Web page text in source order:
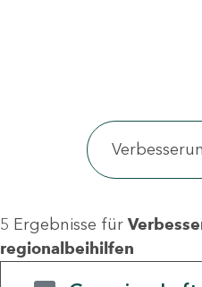
5 Ergebnisse für
regionalbeihilfen